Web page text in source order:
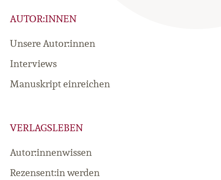
AUTOR:INNEN
Unsere Autor:innen
Interviews
Manuskript einreichen
VERLAGSLEBEN
Autor:innenwissen
Rezensent:in werden